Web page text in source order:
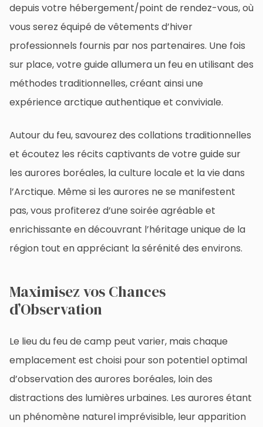
depuis votre hébergement/point de rendez-vous, où
vous serez équipé de vêtements d’hiver
professionnels fournis par nos partenaires. Une fois
sur place, votre guide allumera un feu en utilisant des
méthodes traditionnelles, créant ainsi une
expérience arctique authentique et conviviale.
Autour du feu, savourez des collations traditionnelles
et écoutez les récits captivants de votre guide sur
les aurores boréales, la culture locale et la vie dans
l’Arctique. Même si les aurores ne se manifestent
pas, vous profiterez d’une soirée agréable et
enrichissante en découvrant l’héritage unique de la
région tout en appréciant la sérénité des environs.
Maximisez vos Chances
d’Observation
Le lieu du feu de camp peut varier, mais chaque
emplacement est choisi pour son potentiel optimal
d’observation des aurores boréales, loin des
distractions des lumières urbaines. Les aurores étant
un phénomène naturel imprévisible, leur apparition